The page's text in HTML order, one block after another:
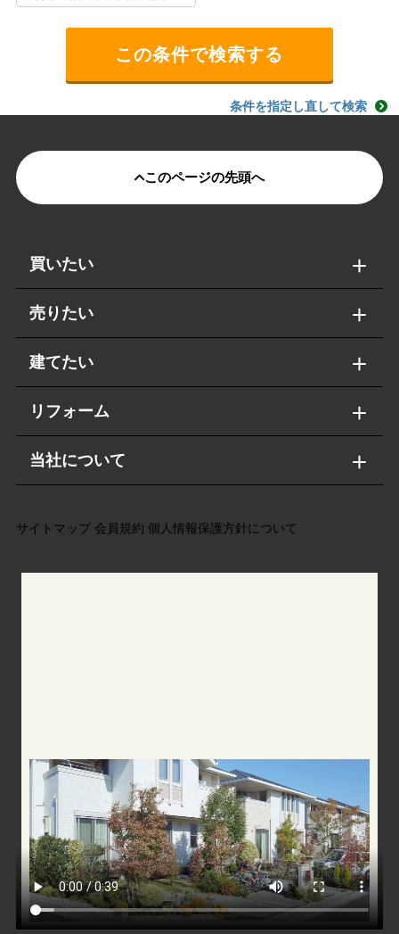
条件を指定し直して検索
このページの先頭へ
買いたい
売りたい
建てたい
リフォーム
当社について
サイトマップ 会員規約 個人情報保護方針について